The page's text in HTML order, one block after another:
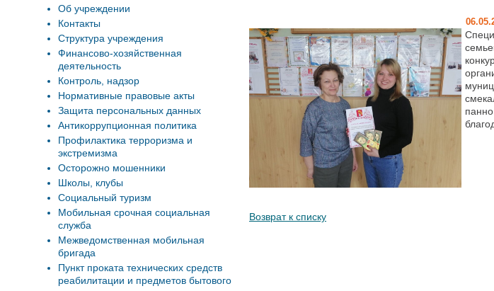
Возврат к списку
Об учреждении
Контакты
Структура учреждения
Финансово-хозяйственная
деятельность
Контроль, надзор
Нормативные правовые акты
Защита персональных данных
Антикоррупционная политика
Профилактика терроризма и
экстремизма
Осторожно мошенники
Школы, клубы
Социальный туризм
Мобильная срочная социальная
служба
Межведомственная мобильная
бригада
Пункт проката технических средств
реабилитации и предметов бытового